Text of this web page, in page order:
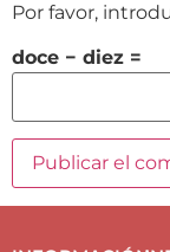
Por favor,
doce − diez =